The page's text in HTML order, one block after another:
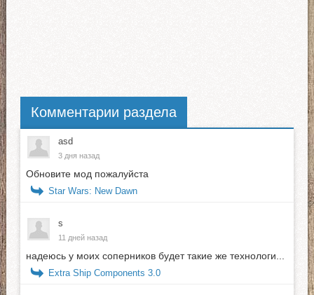
Комментарии раздела
asd
3 дня назад
Обновите мод пожалуйста
Star Wars: New Dawn
s
11 дней назад
надеюсь у моих соперников будет такие же технологи...
Extra Ship Components 3.0